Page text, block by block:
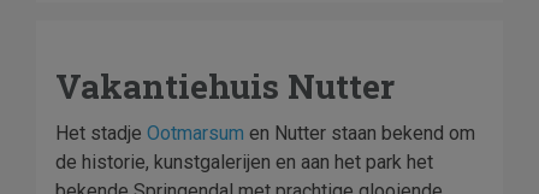
Vakantiehuis Nutter
Het stadje Ootmarsum en Nutter staan bekend om
de historie, kunstgalerijen en aan het park het